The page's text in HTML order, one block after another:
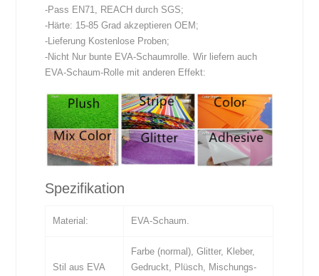
-Pass EN71, REACH durch SGS;
-Härte: 15-85 Grad akzeptieren OEM;
-Lieferung Kostenlose Proben;
-Nicht Nur bunte EVA-Schaumrolle. Wir liefern auch
EVA-Schaum-Rolle mit anderen Effekt:
Spezifikation
Material: EVA-Schaum.
Stil aus EVA
Farbe (normal), Glitter, Kleber,
Gedruckt, Plüsch, Mischungs-